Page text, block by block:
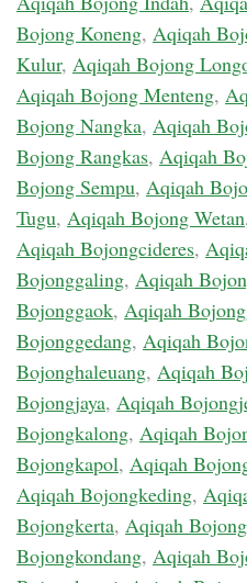
Bojong Koneng, Aqiqah
Kulur, Aqiqah Bojong
Aqiqah Bojong Menteng,
Bojong Nangka, Aqiqah
Bojong Rangkas, Aqiqah
Bojong Sempu, Aqiqah
Tugu, Aqiqah Bojong Wetan
Aqiqah Bojongcideres,
Bojonggaling, Aqiqah
Bojonggaok, Aqiqah
Bojonggedang, Aqiqah
Bojonghaleuang, Aqiqah
Bojongjaya, Aqiqah
Bojongkalong, Aqiqah
Bojongkapol, Aqiqah
Aqiqah Bojongkeding,
Bojongkerta, Aqiqah
Bojongkondang, Aqiqah